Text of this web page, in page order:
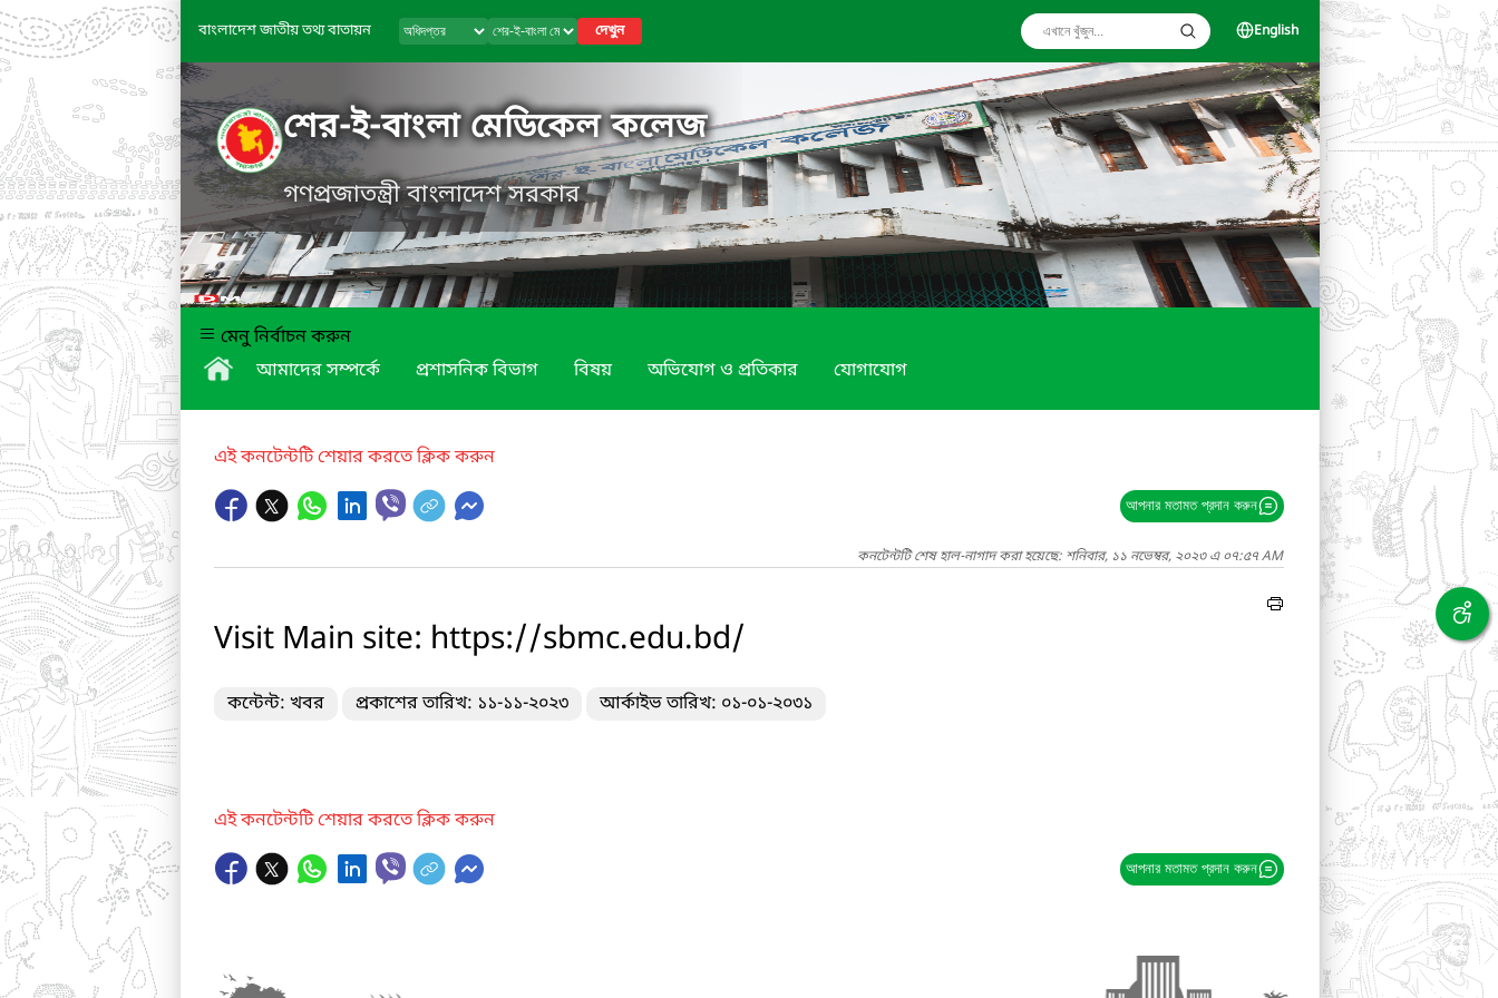
বাংলাদেশ জাতীয় তথ্য বাতায়ন দেখুন English
শের-ই-বাংলা মেডিকেল কলেজ
গণপ্রজাতন্ত্রী বাংলাদেশ সরকার
মেনু নির্বাচন করুন
আমাদের সম্পর্কে
প্রশাসনিক বিভাগ বিষয় অভিযোগ ও প্রতিকার যোগাযোগ
এই কনটেন্টটি শেয়ার করতে ক্লিক করুন
আপনার মতামত প্রদান করুন
কনটেন্টটি শেষ হাল-নাগাদ করা হয়েছে: শনিবার, ১১ নভেম্বর, ২০২৩ এ ০৭:৫৭ AM
Visit Main site: https://sbmc.edu.bd/
কন্টেন্ট: খবর প্রকাশের তারিখ: ১১-১১-২০২৩ আর্কাইভ তারিখ: ০১-০১-২০৩১
এই কনটেন্টটি শেয়ার করতে ক্লিক করুন
আপনার মতামত প্রদান করুন